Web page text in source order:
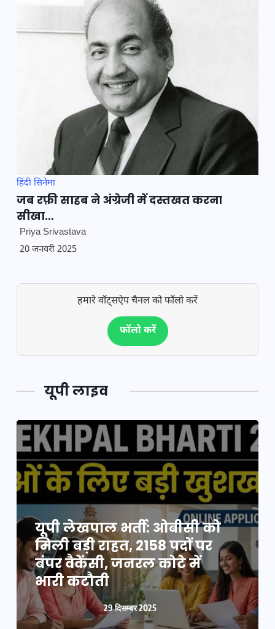
हिंदी सिनेमा
जब रफ़ी साहब ने अंग्रेजी में दस्तखत करना
सीखा…
Priya Srivastava
20 जनवरी 2025
हमारे वॉट्सऐप चैनल को फॉलो करें
फॉलो करें
यूपी लाइव
यूपी न्यूज़: नौकरों ने पिता-पुत्री
को 5 साल घर में बनाया बंधक,
बुजुर्ग की मौत, बेटी बनी
‘कंकाल’
29 दिसम्बर 2025
यूपी लेखपाल भर्ती: ओबीसी को
मिली बड़ी राहत, 2158 पदों पर
बंपर वैकेंसी, जनरल कोटे में
भारी कटौती
29 दिसम्बर 2025